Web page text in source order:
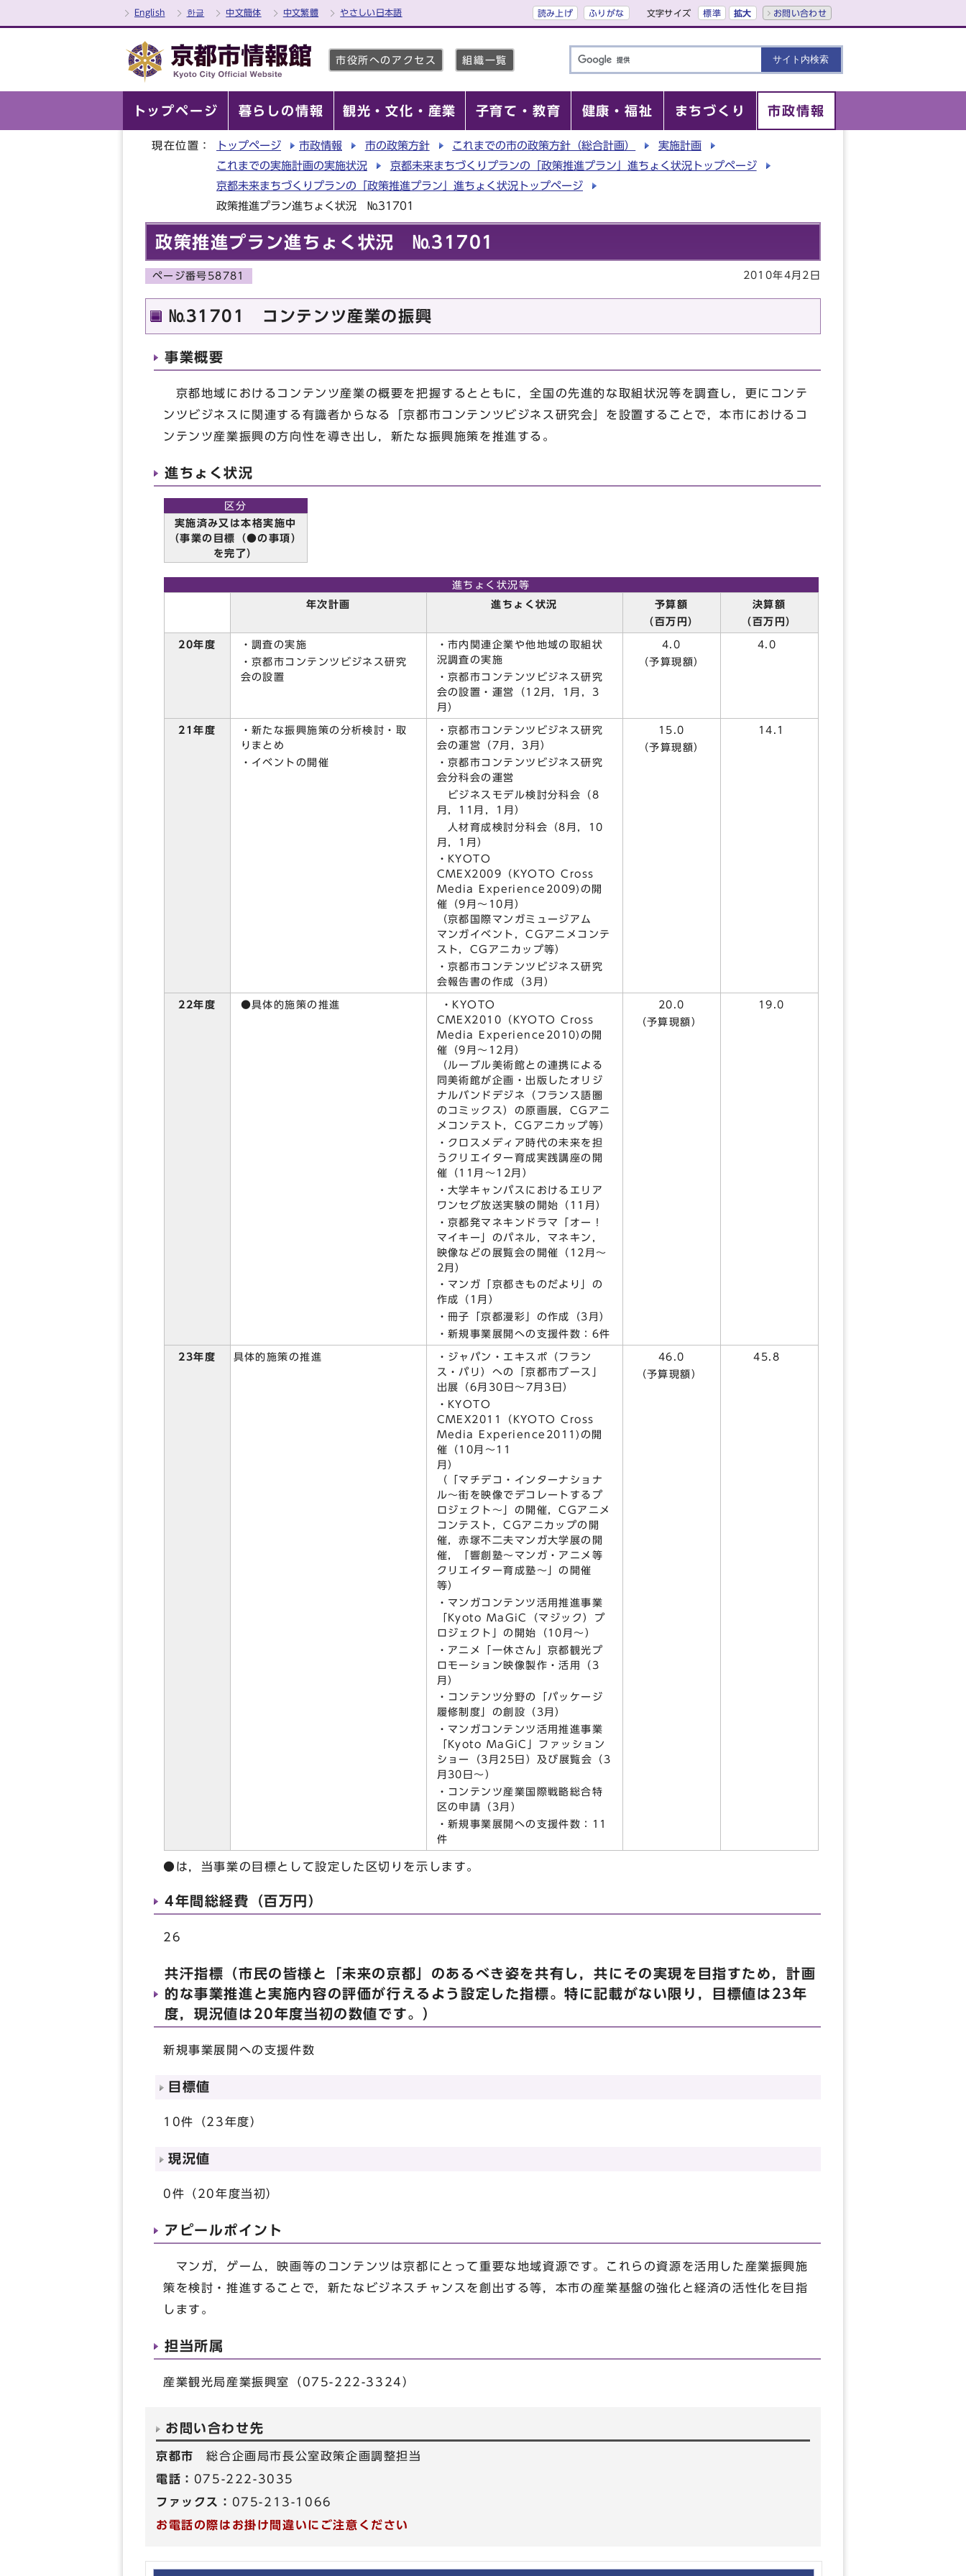
English 한글 中文簡体 中文繁體 やさしい日本語 読み上げ ふりがな 文字サイズ 標準 拡大 お問い合わせ
市役所へのアクセス 組織一覧
トップページ 暮らしの情報 観光・文化・産業 子育て・教育 健康・福祉 まちづくり 市政情報
現在位置： トップページ 市政情報 市の政策方針 これまでの市の政策方針（総合計画）
実施計画​
これまでの実施計画の実施状況
京都未来まちづくりプランの「政策推進プラン」進ちょく状況トップページ
京都未来まちづくりプランの「政策推進プラン」進ちょく状況トップページ
政策推進プラン進ちょく状況 №31701
政策推進プラン進ちょく状況 №31701
ページ番号58781 2010年4月2日
№31701 コンテンツ産業の振興
事業概要
京都地域におけるコンテンツ産業の概要を把握するとともに，全国の先進的な取組状況等を調査し，更にコンテ
ンツビジネスに関連する有識者からなる「京都市コンテンツビジネス研究会」を設置することで，本市におけるコ
ンテンツ産業振興の方向性を導き出し，新たな振興施策を推進する。
進ちょく状況
区分
実施済み又は本格実施中
（事業の目標（●の事項）
を完了）
進ちょく状況等
年次計画
進ちょく状況
予算額
（百万円）
決算額
（百万円）
20年度
・調査の実施
・京都市コンテンツビジネス研究
会の設置
・市内関連企業や他地域の取組状
況調査の実施
・京都市コンテンツビジネス研究
会の設置・運営（12月，1月，3
月）
4.0
（予算現額）
4.0
21年度
・新たな振興施策の分析検討・取
りまとめ
・イベントの開催
・京都市コンテンツビジネス研究
会の運営（7月，3月）
・京都市コンテンツビジネス研究
会分科会の運営
ビジネスモデル検討分科会（8
月，11月，1月）
人材育成検討分科会（8月，10
月，1月）
・KYOTO
CMEX2009（KYOTO Cross
Media Experience2009)の開
催（9月～10月）
（京都国際マンガミュージアム
マンガイベント，CGアニメコンテ
スト，CGアニカップ等）
・京都市コンテンツビジネス研究
会報告書の作成（3月）
15.0
（予算現額）
14.1
22年度 ●具体的施策の推進
・KYOTO
CMEX2010（KYOTO Cross
Media Experience2010)の開
催（9月～12月）
（ルーブル美術館との連携による
同美術館が企画・出版したオリジ
ナルバンドデジネ（フランス語圏
のコミックス）の原画展，CGアニ
メコンテスト，CGアニカップ等）
・クロスメディア時代の未来を担
うクリエイター育成実践講座の開
催（11月～12月）
・大学キャンパスにおけるエリア
ワンセグ放送実験の開始（11月）
・京都発マネキンドラマ「オー！
マイキー」のパネル，マネキン，
映像などの展覧会の開催（12月～
2月）
・マンガ「京都きものだより」の
作成（1月）
・冊子「京都漫彩」の作成（3月）
・新規事業展開への支援件数：6件
20.0
（予算現額）
19.0
23年度 具体的施策の推進
・ジャパン・エキスポ（フラン
ス・パリ）への「京都市ブース」
出展（6月30日～7月3日）
・KYOTO
CMEX2011（KYOTO Cross
Media Experience2011)の開
催（10月～11
月）
（「マチデコ・インターナショナ
ル～街を映像でデコレートするプ
ロジェクト～」の開催，CGアニメ
コンテスト，CGアニカップの開
催，赤塚不二夫マンガ大学展の開
催，「響創塾～マンガ・アニメ等
クリエイター育成塾～」の開催
等）
・マンガコンテンツ活用推進事業
「Kyoto MaGiC（マジック）プ
ロジェクト」の開始（10月～）
・アニメ「一休さん」京都観光プ
ロモーション映像製作・活用（3
月）
・コンテンツ分野の「パッケージ
履修制度」の創設（3月）
・マンガコンテンツ活用推進事業
「Kyoto MaGiC」ファッション
ショー（3月25日）及び展覧会（3
月30日～）
・コンテンツ産業国際戦略総合特
区の申請（3月）
・新規事業展開への支援件数：11
件
46.0
（予算現額）
45.8
●は，当事業の目標として設定した区切りを示します。
4年間総経費（百万円）
26
共汗指標（市民の皆様と「未来の京都」のあるべき姿を共有し，共にその実現を目指すため，計画
的な事業推進と実施内容の評価が行えるよう設定した指標。特に記載がない限り，目標値は23年
度，現況値は20年度当初の数値です。）
新規事業展開への支援件数
目標値
10件（23年度）
現況値
0件（20年度当初）
アピールポイント
マンガ，ゲーム，映画等のコンテンツは京都にとって重要な地域資源です。これらの資源を活用した産業振興施
策を検討・推進することで，新たなビジネスチャンスを創出する等，本市の産業基盤の強化と経済の活性化を目指
します。
担当所属
産業観光局産業振興室（075-222-3324）
お問い合わせ先
京都市総合企画局市長公室政策企画調整担当
電話： 075-222-3035
ファックス： 075-213-1066
お電話の際はお掛け間違いにご注意ください